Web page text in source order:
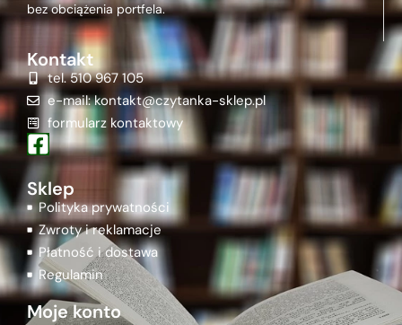
bez obciążenia portfela.
Kontakt
tel. 510 967 105
e-mail: kontakt@czytanka-sklep.pl
formularz kontaktowy
Sklep
Polityka prywatności
Zwroty i reklamacje
Płatność i dostawa
Regulamin
Moje konto